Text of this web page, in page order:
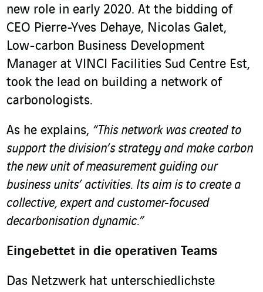
new role in early 2020. At the bidding of
CEO Pierre-Yves Dehaye, Nicolas Galet,
Low-carbon Business Development
Manager at VINCI Facilities Sud Centre Est,
took the lead on building a network of
carbonologists.
As he explains, “This network was created to
support the division’s strategy and make carbon
the new unit of measurement guiding our
business units’ activities. Its aim is to create a
collective, expert and customer-focused
decarbonisation dynamic.”
Eingebettet in die operativen Teams
Das Netzwerk hat unterschiedlichste